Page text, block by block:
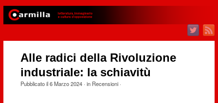
Alle radici della Rivoluzione
industriale: la schiavitù
Pubblicato il6 Marzo 2024· in Recensioni·